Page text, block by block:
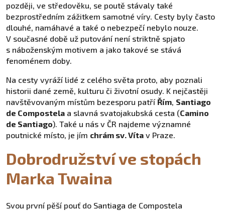
později, ve středověku, se poutě stávaly také
bezprostředním zážitkem samotné víry. Cesty byly často
dlouhé, namáhavé a také o nebezpečí nebylo nouze.
V současné době už putování není striktně spjato
s náboženským motivem a jako takové se stává
fenoménem doby.
Na cesty vyráží lidé z celého světa proto, aby poznali
historii dané země, kulturu či životní osudy. K nejčastěji
navštěvovaným místům bezesporu patří Řím, Santiago
de Compostela a slavná svatojakubská cesta (Camino
de Santiago). Také u nás v ČR najdeme významné
poutnické místo, je jím chrám sv. Víta v Praze.
Dobrodružství ve stopách
Marka Twaina
Svou první pěší pouť do Santiaga de Compostela